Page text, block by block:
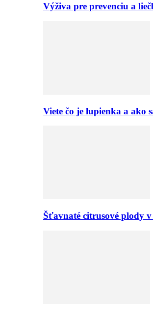
Výživa pre prevenciu a
Viete čo je lupienka a ako
Šťavnaté citrusové plody